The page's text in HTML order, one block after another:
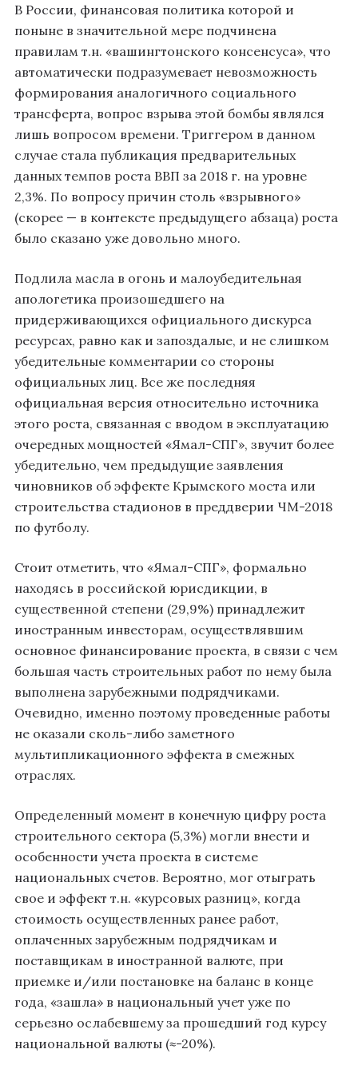
В России, финансовая политика которой и
поныне в значительной мере подчинена
правилам т.н. «вашингтонского консенсуса», что
автоматически подразумевает невозможность
формирования аналогичного социального
трансферта, вопрос взрыва этой бомбы являлся
лишь вопросом времени. Триггером в данном
случае стала публикация предварительных
данных темпов роста ВВП за 2018 г. на уровне
2,3%. По вопросу причин столь «взрывного»
(скорее — в контексте предыдущего абзаца) роста
было сказано уже довольно много.
Подлила масла в огонь и малоубедительная
апологетика произошедшего на
придерживающихся официального дискурса
ресурсах, равно как и запоздалые, и не слишком
убедительные комментарии со стороны
официальных лиц. Все же последняя
официальная версия относительно источника
этого роста, связанная с вводом в эксплуатацию
очередных мощностей «Ямал-СПГ», звучит более
убедительно, чем предыдущие заявления
чиновников об эффекте Крымского моста или
строительства стадионов в преддверии ЧМ-2018
по футболу.
Стоит отметить, что «Ямал-СПГ», формально
находясь в российской юрисдикции, в
существенной степени (29,9%) принадлежит
иностранным инвесторам, осуществлявшим
основное финансирование проекта, в связи с чем
большая часть строительных работ по нему была
выполнена зарубежными подрядчиками.
Очевидно, именно поэтому проведенные работы
не оказали сколь-либо заметного
мультипликационного эффекта в смежных
отраслях.
Определенный момент в конечную цифру роста
строительного сектора (5,3%) могли внести и
особенности учета проекта в системе
национальных счетов. Вероятно, мог отыграть
свое и эффект т.н. «курсовых разниц», когда
стоимость осуществленных ранее работ,
оплаченных зарубежным подрядчикам и
поставщикам в иностранной валюте, при
приемке и/или постановке на баланс в конце
года, «зашла» в национальный учет уже по
серьезно ослабевшему за прошедший год курсу
национальной валюты (≈-20%).